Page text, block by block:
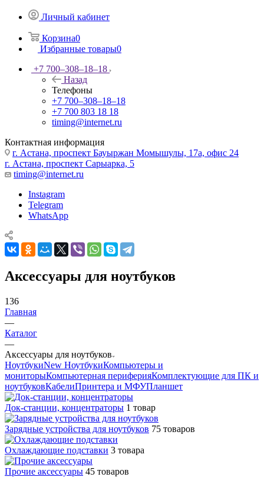
Личный кабинет
Корзина0
Избранные товары0
+7 700‒308‒18‒18
Назад
Телефоны
+7 700‒308‒18‒18
+7 700 803 18 18
timing@internet.ru
Контактная информация
г. Астана, проспект Бауыржан Момышулы, 17а, офис 24
г. Астана, проспект Сарыарка, 5
timing@internet.ru
Instagram
Telegram
WhatsApp
Аксессуары для ноутбуков
136
Главная
—
Каталог
—
Аксессуары для ноутбуков
НоутбукиNew НоутбукиКомпьютеры и
мониторыКомпьютерная периферияКомплектующие для ПК и
ноутбуковКабелиПринтера и МФУПланшет
Док-станции, концентраторы 1 товар
Зарядные устройства для ноутбуков 75 товаров
Охлаждающие подставки 3 товара
Прочие аксессуары 45 товаров